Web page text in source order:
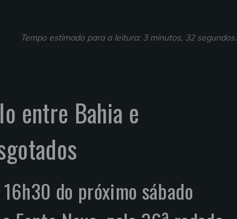
Tempo estimado para a leitura: 3 minutos, 32 segundos.
entre Bahia e
do próximo sábado